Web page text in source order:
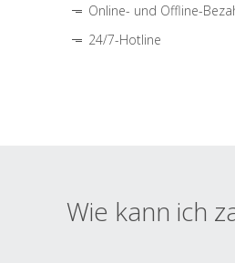
Online- und Offline-
24/7-Hotline
Wie kann ich